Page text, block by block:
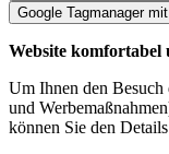
Website komfortabel
Um Ihnen den Besuch
und
können Sie den